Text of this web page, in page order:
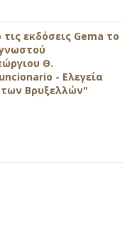
εκδόσεις Gema το
Θ.
- Ελεγεία
Βρυξελλών"